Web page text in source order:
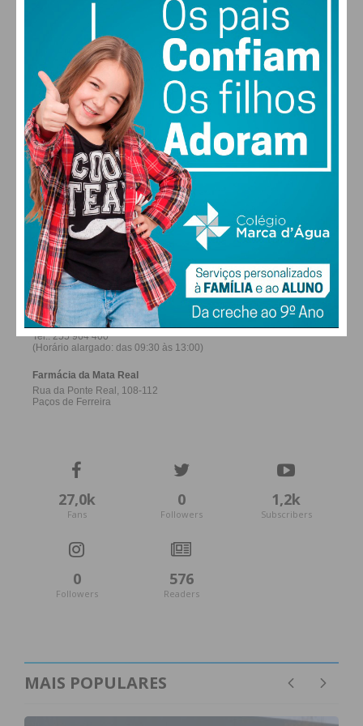
“São máquinas destas que salvam vidas”
Mónica Teixeira é psicóloga e bombeira voluntária,
foi quem socorreu o presidente da APADIMP no dia
em que este entrou em paragem
cardiorrespiratória e defendeu a necessidade
destes equipamentos. “Fazem toda a diferença e
têm que existir cada vez mais, porque são máquinas
destas que salvam vidas”, referiu.
suporte básico de vida
SEG TER
32°
QUA
31
QUI
ALTERAR
FARMACIAS DE SERVIÇO EM PAÇOS DE
FERREIRA
27,0k
Fans
0
Followers
1,2k
Subscribers
0
Followers
576
Readers
MAIS POPULARES